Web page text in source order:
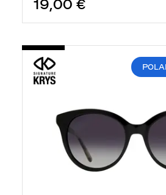
19,00 €